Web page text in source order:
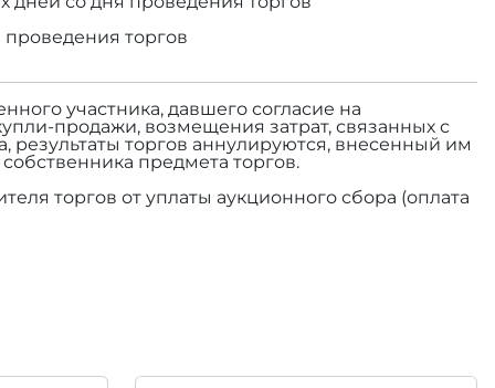
торгов
участника, давшего согласие на
продажи, возмещения затрат, связанных с
результаты торгов аннулируются, внесенный им
предмета торгов.
торгов от уплаты аукционного сбора (оплата